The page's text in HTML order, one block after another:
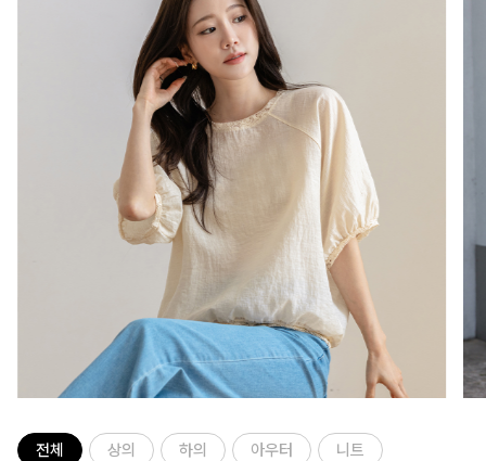
전체 상의 하의 아우터 니트